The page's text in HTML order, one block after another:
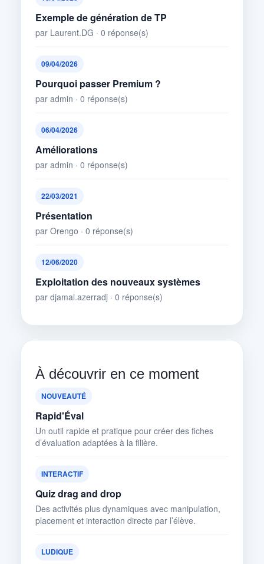
Exemple de génération de TP
par Laurent.DG · 0 réponse(s)
09/04/2026
Pourquoi passer Premium ?
par admin · 0 réponse(s)
06/04/2026
Améliorations
par admin · 0 réponse(s)
22/03/2021
Présentation
par Orengo · 0 réponse(s)
12/06/2020
Exploitation des nouveaux systèmes
par djamal.azerradj · 0 réponse(s)
À découvrir en ce moment
NOUVEAUTÉ
Rapid'Éval
Un outil rapide et pratique pour créer des fiches
d’évaluation adaptées à la filière.
INTERACTIF
Quiz drag and drop
Des activités plus dynamiques avec manipulation,
placement et interaction directe par l’élève.
LUDIQUE